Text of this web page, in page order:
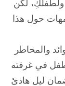
ولطفلكِ، لكن
حول هذا
والمخاطر
في غرفته
ليل هادئ